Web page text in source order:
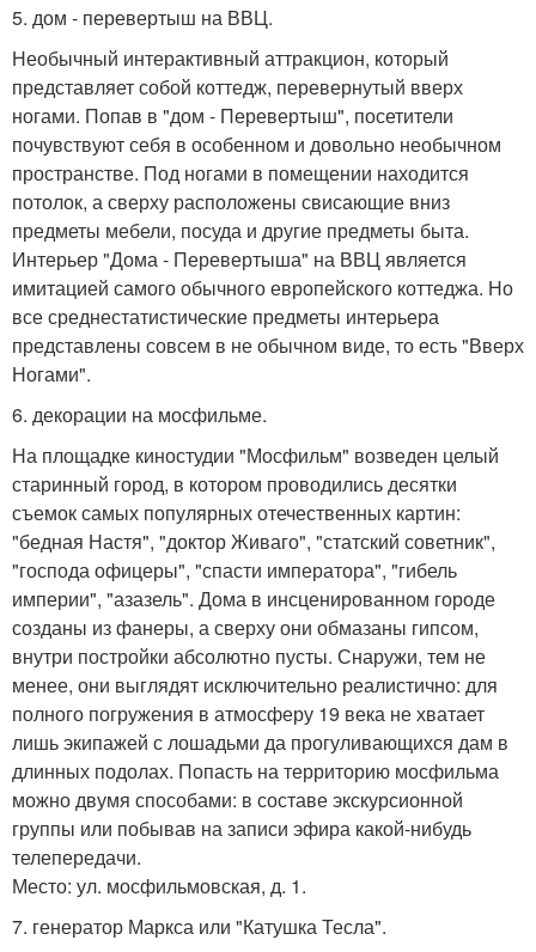
5. дом - перевертыш на ВВЦ.
Необычный интерактивный аттракцион, который
представляет собой коттедж, перевернутый вверх
ногами. Попав в "дом - Перевертыш", посетители
почувствуют себя в особенном и довольно необычном
пространстве. Под ногами в помещении находится
потолок, а сверху расположены свисающие вниз
предметы мебели, посуда и другие предметы быта.
Интерьер "Дома - Перевертыша" на ВВЦ является
имитацией самого обычного европейского коттеджа. Но
все среднестатистические предметы интерьера
представлены совсем в не обычном виде, то есть "Вверх
Ногами".
6. декорации на мосфильме.
На площадке киностудии "Мосфильм" возведен целый
старинный город, в котором проводились десятки
съемок самых популярных отечественных картин:
"бедная Настя", "доктор Живаго", "статский советник",
"господа офицеры", "спасти императора", "гибель
империи", "азазель". Дома в инсценированном городе
созданы из фанеры, а сверху они обмазаны гипсом,
внутри постройки абсолютно пусты. Снаружи, тем не
менее, они выглядят исключительно реалистично: для
полного погружения в атмосферу 19 века не хватает
лишь экипажей с лошадьми да прогуливающихся дам в
длинных подолах. Попасть на территорию мосфильма
можно двумя способами: в составе экскурсионной
группы или побывав на записи эфира какой-нибудь
телепередачи.
Место: ул. мосфильмовская, д. 1.
7. генератор Маркса или "Катушка Тесла".